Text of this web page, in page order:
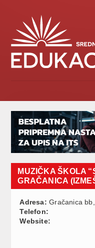
MUZIČKA ŠKOLA
GRAČANICA
Adresa: Gračanica
Telefon:
Website: